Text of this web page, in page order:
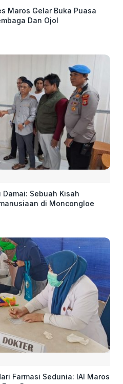
Maros Gelar Buka Puasa
Dan Ojol
Sebuah Kisah
di Moncongloe
Farmasi Sedunia: IAI Maros